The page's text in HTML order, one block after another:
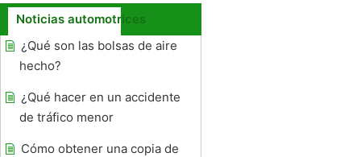
Noticias automotrices
¿Qué son las bolsas de aire
hecho?
¿Qué hacer en un accidente
de tráfico menor
Cómo obtener una copia de